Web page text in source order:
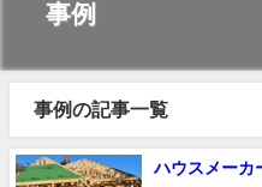
事例
事例の記事一覧
ハウスメーカ